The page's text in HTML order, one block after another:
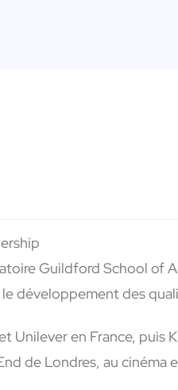
Guildford School of
développement des
Unilever en France, puis
de Londres, au cinéma